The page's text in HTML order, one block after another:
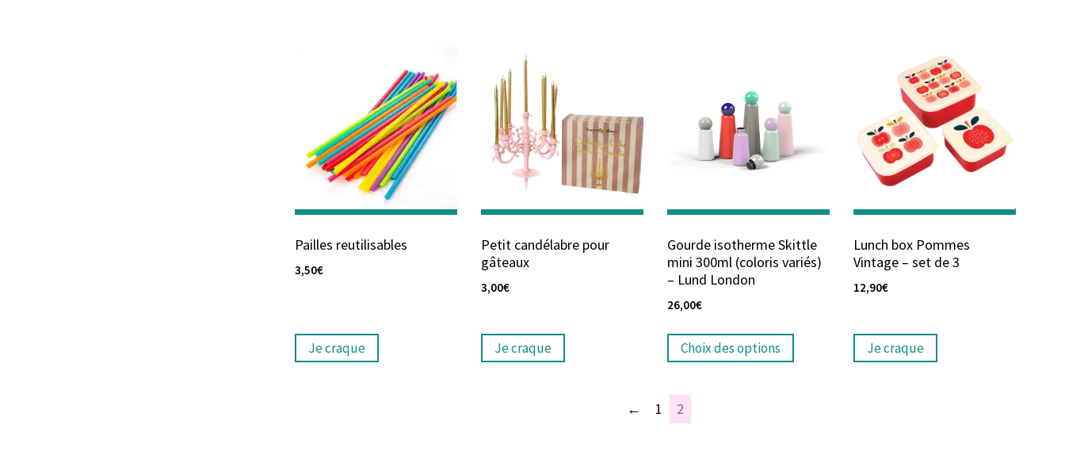
Pailles reutilisables
3,50€
Je craque
Petit candélabre pour
gâteaux
3,00€
Je craque
Gourde isotherme Skittle
mini 300ml (coloris variés)
– Lund London
26,00€
Choix des options
Lunch box Pommes
Vintage – set de 3
12,90€
Je craque
← 1 2